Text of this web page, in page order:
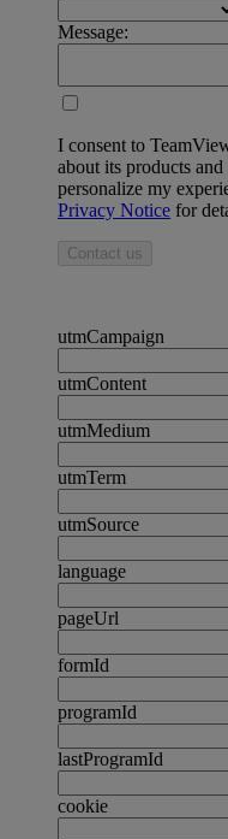
Message:
I consent to
about its products
personalize my
Privacy Notice for
Contact us
utmCampaign
utmContent
utmMedium
utmTerm
utmSource
language
pageUrl
formId
programId
lastProgramId
cookie